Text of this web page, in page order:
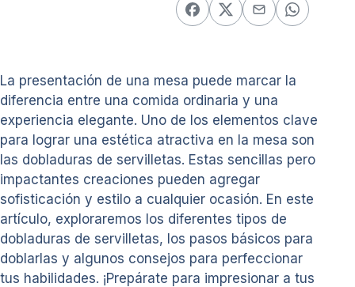
La presentación de una mesa puede marcar la
diferencia entre una comida ordinaria y una
experiencia elegante. Uno de los elementos clave
para lograr una estética atractiva en la mesa son
las dobladuras de servilletas. Estas sencillas pero
impactantes creaciones pueden agregar
sofisticación y estilo a cualquier ocasión. En este
artículo, exploraremos los diferentes tipos de
dobladuras de servilletas, los pasos básicos para
doblarlas y algunos consejos para perfeccionar
tus habilidades. ¡Prepárate para impresionar a tus